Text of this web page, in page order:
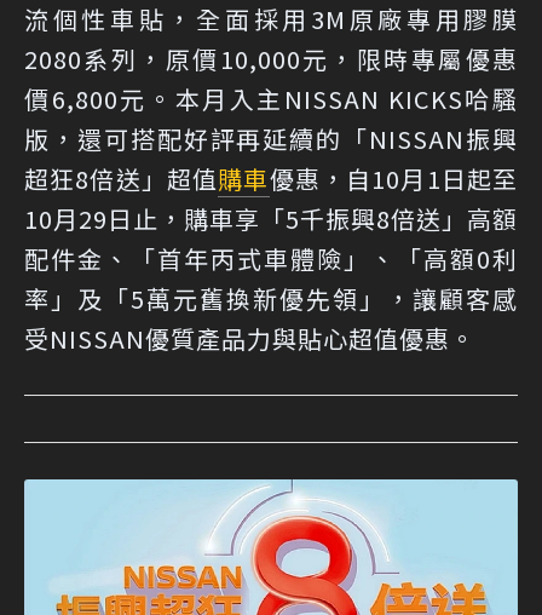
流個性車貼，全面採用3M原廠專用膠膜
2080系列，原價10,000元，限時專屬優惠
價6,800元。本月入主NISSAN KICKS哈騷
版，還可搭配好評再延續的「NISSAN振興
超狂8倍送」超值購車優惠，自10月1日起至
10月29日止，購車享「5千振興8倍送」高額
配件金、「首年丙式車體險」、「高額0利
率」及「5萬元舊換新優先領」，讓顧客感
受NISSAN優質產品力與貼心超值優惠。